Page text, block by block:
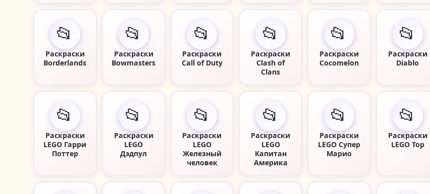
📂
Раскраски
Borderlands
📂
Раскраски
Bowmasters
📂
Раскраски
Call of Duty
📂
Раскраски
Clash of
Clans
📂
Раскраски
Cocomelon
📂
Раскраски
Diablo
📂
Раскраски
LEGO Гарри
Поттер
📂
Раскраски
LEGO
Дэдпул
📂
Раскраски
LEGO
Железный
человек
📂
Раскраски
LEGO
Капитан
Америка
📂
Раскраски
LEGO Супер
Марио
📂
Раскраски
LEGO Тор